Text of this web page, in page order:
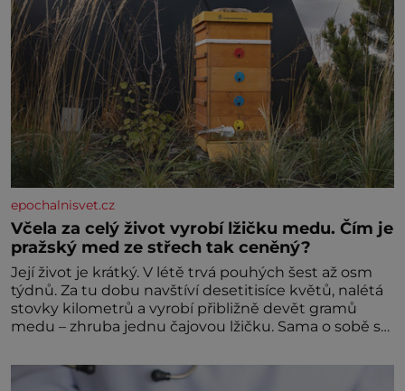
epochalnisvet.cz
Včela za celý život vyrobí lžičku medu. Čím je
pražský med ze střech tak ceněný?
Její život je krátký. V létě trvá pouhých šest až osm
týdnů. Za tu dobu navštíví desetitisíce květů, nalétá
stovky kilometrů a vyrobí přibližně devět gramů
medu – zhruba jednu čajovou lžičku. Sama o sobě se
dalšími desítkami tisíc příslušnic svého včelstva,
vznikne jeden z nejdokonalejších organismů